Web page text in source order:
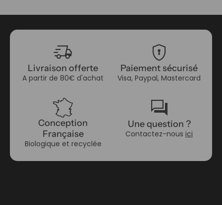
delivery_truck_speed
Livraison offerte
A partir de 80€ d'achat
encrypted
Paiement sécurisé
Visa, Paypal, Mastercard
Conception
Française
Biologique et recyclée
forum
Une question ?
Contactez-nous ici